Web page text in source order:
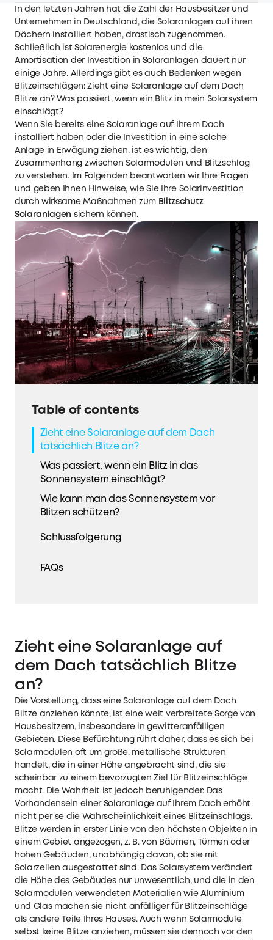
In den letzten Jahren hat die Zahl der Hausbesitzer und
Unternehmen in Deutschland, die Solaranlagen auf ihren
Dächern installiert haben, drastisch zugenommen.
Schließlich ist Solarenergie kostenlos und die
Amortisation der Investition in Solaranlagen dauert nur
einige Jahre. Allerdings gibt es auch Bedenken wegen
Blitzeinschlägen: Zieht eine Solaranlage auf dem Dach
Blitze an? Was passiert, wenn ein Blitz in mein Solarsystem
einschlägt?
Wenn Sie bereits eine Solaranlage auf Ihrem Dach
installiert haben oder die Investition in eine solche
Anlage in Erwägung ziehen, ist es wichtig, den
Zusammenhang zwischen Solarmodulen und Blitzschlag
zu verstehen. Im Folgenden beantworten wir Ihre Fragen
und geben Ihnen Hinweise, wie Sie Ihre Solarinvestition
durch wirksame Maßnahmen zum Blitzschutz
Solaranlagen sichern können.
Table of contents
Zieht eine Solaranlage auf dem Dach
tatsächlich Blitze an?
Was passiert, wenn ein Blitz in das
Sonnensystem einschlägt?
Wie kann man das Sonnensystem vor
Blitzen schützen?
Schlussfolgerung
FAQs
Zieht eine Solaranlage auf
dem Dach tatsächlich Blitze
an?
Die Vorstellung, dass eine Solaranlage auf dem Dach
Blitze anziehen könnte, ist eine weit verbreitete Sorge von
Hausbesitzern, insbesondere in gewitteranfälligen
Gebieten. Diese Befürchtung rührt daher, dass es sich bei
Solarmodulen oft um große, metallische Strukturen
handelt, die in einer Höhe angebracht sind, die sie
scheinbar zu einem bevorzugten Ziel für Blitzeinschläge
macht. Die Wahrheit ist jedoch beruhigender: Das
Vorhandensein einer Solaranlage auf Ihrem Dach erhöht
nicht per se die Wahrscheinlichkeit eines Blitzeinschlags.
Blitze werden in erster Linie von den höchsten Objekten in
einem Gebiet angezogen, z. B. von Bäumen, Türmen oder
hohen Gebäuden, unabhängig davon, ob sie mit
Solarzellen ausgestattet sind. Das Solarsystem verändert
die Höhe des Gebäudes nur unwesentlich, und die in den
Solarmodulen verwendeten Materialien wie Aluminium
und Glas machen sie nicht anfälliger für Blitzeinschläge
als andere Teile Ihres Hauses. Auch wenn Solarmodule
selbst keine Blitze anziehen, müssen sie dennoch vor den